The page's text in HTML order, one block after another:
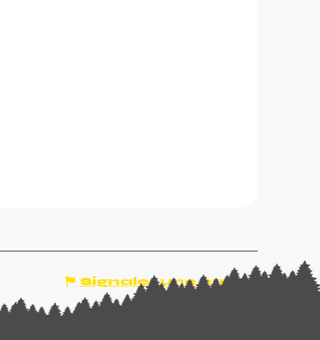
Signaler une erreur